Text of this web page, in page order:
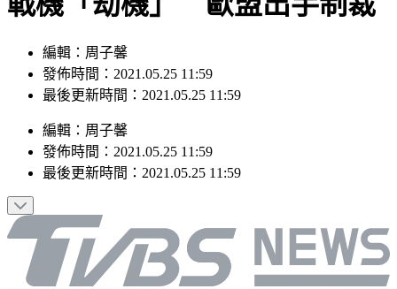
發佈時間：2021.05.25 11:59
最後更新時間：2021.05.25 11:59
發佈時間：2021.05.25 11:59
最後更新時間： 2021.05.25 11:59